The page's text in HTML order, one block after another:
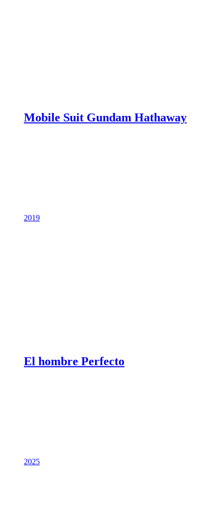
Mobile Suit Gundam Hathaway
2019
El hombre Perfecto
2025